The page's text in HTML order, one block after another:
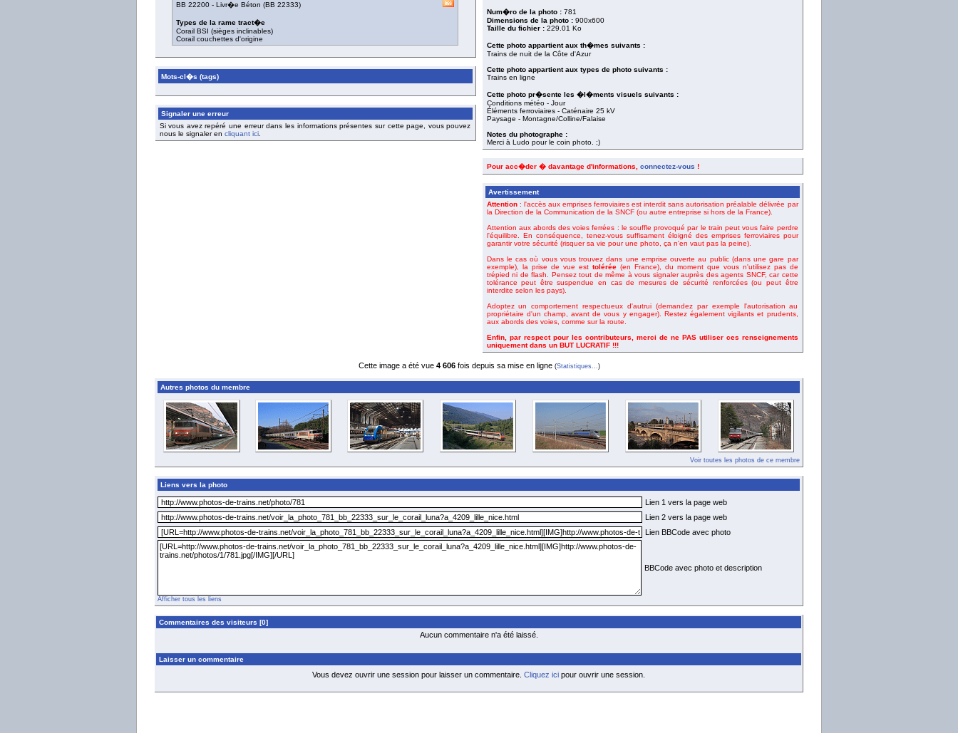
BB 22200 - Livr�e Béton (BB 22333)
Types de la rame tract�e
Corail BSI (sièges inclinables)
Corail couchettes d'origine
Mots-cl�s (tags)
Signaler une erreur
Si vous avez repéré une erreur dans les informations présentes sur cette page, vous pouvez
nous le signaler en cliquant ici.
Num�ro de la photo :781
Dimensions de la photo :900x600
Taille du fichier :229.01 Ko
Cette photo appartient aux th�mes suivants :
Trains de nuit de la Côte d'Azur
Cette photo appartient aux types de photo suivants :
Trains en ligne
Cette photo pr�sente les �l�ments visuels suivants :
Conditions météo - Jour
Éléments ferroviaires - Caténaire 25 kV
Paysage - Montagne/Colline/Falaise
Notes du photographe :
Merci à Ludo pour le coin photo. ;)
Pour acc�der � davantage d'informations, connectez-vous !
Avertissement
Attention: l'accès aux emprises ferroviaires est interdit sans autorisation préalable délivrée par
la Direction de la Communication de la SNCF (ou autre entreprise si hors de la France).
Attention aux abords des voies ferrées : le souffle provoqué par le train peut vous faire perdre
l'équilibre. En conséquence, tenez-vous suffisament éloigné des emprises ferroviaires pour
garantir votre sécurité (risquer sa vie pour une photo, ça n'en vaut pas la peine).
Dans le cas où vous vous trouvez dans une emprise ouverte au public (dans une gare par
exemple), la prise de vue est tolérée(en France), du moment que vous n'utilisez pas de
trépied ni de flash. Pensez tout de même à vous signaler auprès des agents SNCF, car cette
tolérance peut être suspendue en cas de mesures de sécurité renforcées (ou peut être
interdite selon les pays).
Adoptez un comportement respectueux d'autrui (demandez par exemple l'autorisation au
propriétaire d'un champ, avant de vous y engager). Restez également vigilants et prudents,
aux abords des voies, comme sur la route.
Enfin, par respect pour les contributeurs, merci de ne PAS utiliser ces renseignements
uniquement dans un BUT LUCRATIF !!!
Cette image a été vue 4 606fois depuis sa mise en ligne (Statistiques...)
Autres photos du membre
Voir toutes les photos de ce membre
Liens vers la photo
Lien 1 vers la page web
Lien 2 vers la page web
Lien BBCode avec photo
BBCode avec photo et description
Afficher tous les liens
Commentaires des visiteurs [0]
Aucun commentaire n'a été laissé.
Laisser un commentaire
Vous devez ouvrir une session pour laisser un commentaire. Cliquez ici pour ouvrir une session.